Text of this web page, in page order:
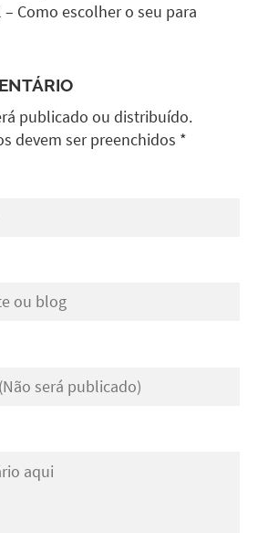
Como escolher o seu para
publicado ou distribuído.
devem ser preenchidos *